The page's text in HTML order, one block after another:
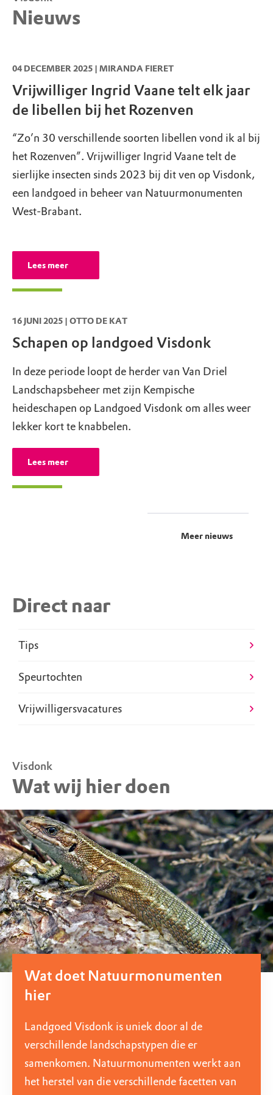
betaalde activiteit in dit gebied, dan dien je
van tevoren toestemming aan te vragen bij
huis.nl
Rozenvendreef 2,4707 PD
T:0165 536629 info@lodgevisdonk.nl
hondenlosloopgebied en op de loslooproute.
Groepsactiviteiten niet toegestaan zonder
toestemming
Wil je een (sport)activiteit of evenement
organiseren in dit natuurgebied? Vraag dan
eerst toestemming aan via
www.natuurmonumenten.nl/toestemming
Nieuws
04 DECEMBER 2025 | MIRANDA FIERET
Vrijwilliger Ingrid Vaane telt elk jaar
de libellen bij het Rozenven
“Zo’n 30 verschillende soorten libellen vond ik al bij
het Rozenven”. Vrijwilliger Ingrid Vaane telt de
sierlijke insecten sinds 2023 bij dit ven op Visdonk,
een landgoed in beheer van Natuurmonumenten
West-Brabant.
Lees meer
16 JUNI 2025 | OTTO DE KAT
Schapen op landgoed Visdonk
In deze periode loopt de herder van Van Driel
Landschapsbeheer met zijn Kempische
heideschapen op Landgoed Visdonk om alles weer
lekker kort te knabbelen.
Lees meer
Meer nieuws
Direct naar
Tips
Speurtochten
Vrijwilligersvacatures
Visdonk
Wat wij hier doen
Wat doet Natuurmonumenten
hier
Landgoed Visdonk is uniek door al de
verschillende landschapstypen die er
samenkomen. Natuurmonumenten werkt aan
het herstel van die verschillende facetten van